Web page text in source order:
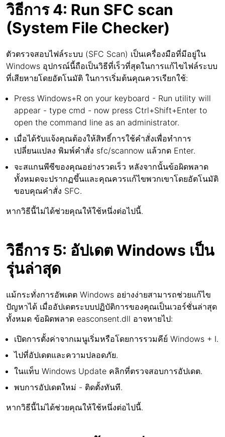
วิธีการ 4: Run SFC scan
(System File Checker)
ตัวตรวจสอบไฟล์ระบบ (SFC Scan) เป็นเครื่องมือที่มีอยู่ใน
Windows อุปกรณ์นี้ถือเป็นวิธีที่เร็วที่สุดในการแก้ไขไฟล์ระบบ
ที่เสียหายโดยอัตโนมัติ ในการเริ่มต้นคุณควรเรียกใช้:
Press Windows+R on your keyboard - Run utility will
appear - type cmd - now press Ctrl+Shift+Enter to
open the command line as an administrator.
เมื่อได้รับแจ้งคุณต้องให้สิทธิ์การใช้คำสั่งเพื่อทำการ
เปลี่ยนแปลง พิมพ์คำสั่ง sfc/scannow แล้วกด Enter.
จะสแกนพีซีของคุณอย่างรวดเร็ว หลังจากนั้นข้อผิดพลาด
ทั้งหมดจะปรากฏขึ้นและคุณควรแก้ไขพวกเขาโดยอัตโนมัติ
ขอบคุณคำสั่ง SFC.
หากวิธีนี้ไม่ได้ช่วยคุณให้ใช้หนึ่งต่อไปนี้.
วิธีการ 5: อัปเดต Windows เป็น
รุ่นล่าสุด
แม้กระทั่งการอัพเดต Windows อย่างง่ายสามารถช่วยแก้ไข
ปัญหาได้ เมื่ออัปเดตระบบปฏิบัติการของคุณเป็นเวอร์ชั่นล่าสุด
ทั้งหมด ข้อผิดพลาด easconsent.dll อาจหายไป:
เปิดการตั้งค่าจากเมนูเริ่มหรือโดยการรวมคีย์ Windows + I.
ไปที่อัปเดตและความปลอดภัย.
ในแท็บ Windows Update คลิกที่ตรวจสอบการอัปเดต.
พบการอัปเดตใหม่ - ติดตั้งทันที.
หากวิธีนี้ไม่ได้ช่วยคุณให้ใช้หนึ่งต่อไปนี้.